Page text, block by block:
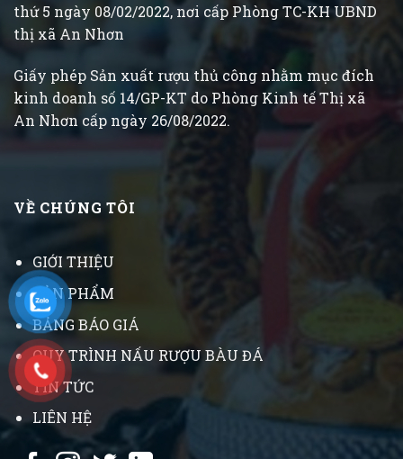
thứ 5 ngày 08/02/2022, nơi cấp Phòng TC-KH UBND
thị xã An Nhơn
Giấy phép Sản xuất rượu thủ công nhằm mục đích
kinh doanh số 14/GP-KT do Phòng Kinh tế Thị xã
An Nhơn cấp ngày 26/08/2022.
VỀ CHÚNG TÔI
GIỚI THIỆU
SẢN PHẨM
BẢNG BÁO GIÁ
QUY TRÌNH NẤU RƯỢU BÀU ĐÁ
TIN TỨC
LIÊN HỆ